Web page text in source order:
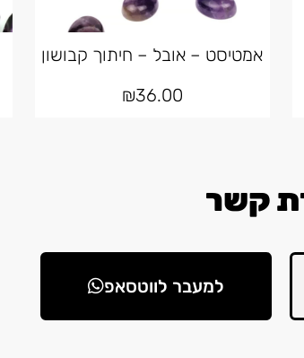
אמטיסט – אובל – חיתוך קבושון
₪36.00
קשר
למעבר לווטסאפ